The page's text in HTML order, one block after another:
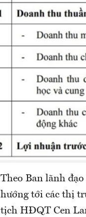
Theo Ban lãnh
hướng tới các thị
tịch HĐQT Cen